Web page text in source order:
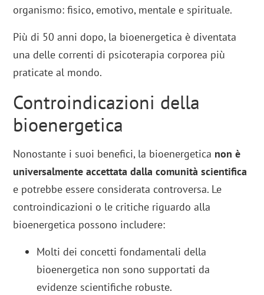
organismo: fisico, emotivo, mentale e spirituale.
Più di 50 anni dopo, la bioenergetica è diventata
una delle correnti di psicoterapia corporea più
praticate al mondo.
Controindicazioni della
bioenergetica
Nonostante i suoi benefici, la bioenergetica non è
universalmente accettata dalla comunità scientifica
e potrebbe essere considerata controversa. Le
controindicazioni o le critiche riguardo alla
bioenergetica possono includere:
Molti dei concetti fondamentali della
bioenergetica non sono supportati da
evidenze scientifiche robuste.